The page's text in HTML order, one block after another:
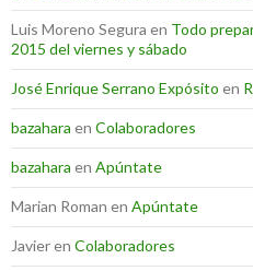
Luis Moreno Segura en Todo
2015 del viernes y sábado
José Enrique Serrano Expósito en
bazahara en Colaboradores
bazahara en Apúntate
Marian Roman en Apúntate
Javieren Colaboradores